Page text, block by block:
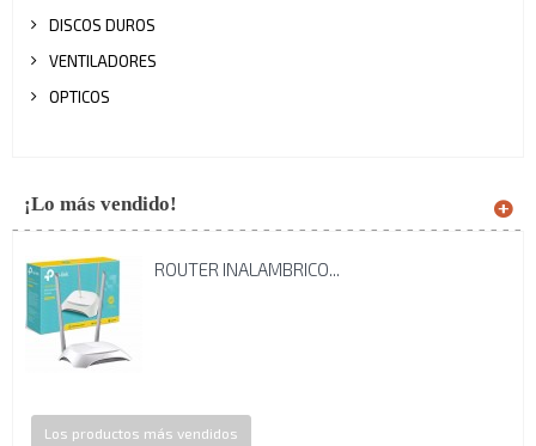
DISCOS DUROS
VENTILADORES
OPTICOS
¡Lo más vendido!
ROUTER INALAMBRICO...
Los productos más vendidos